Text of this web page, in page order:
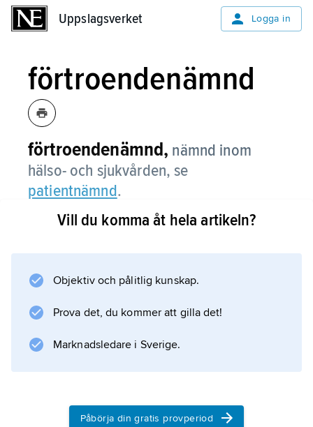
Uppslagsverket Logga in
förtroendenämnd
förtroendenämnd, nämnd inom
hälso- och sjukvården, se
patientnämnd.
Information om artikeln
Vill du komma åt hela artikeln?
Objektiv och pålitlig kunskap.
Prova det, du kommer att gilla det!
Marknadsledare i Sverige.
Påbörja din gratis provperiod